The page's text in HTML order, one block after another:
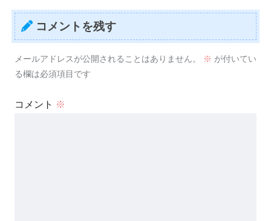
コメントを残す
メールアドレスが公開されることはありません。 ※ が付いてい
る欄は必須項目です
コメント ※